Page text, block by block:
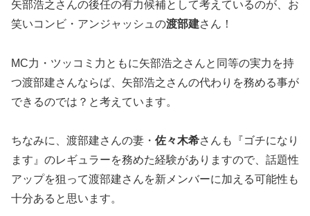
矢部浩之さんの後任の有力候補として考えているのが、お
笑いコンビ・アンジャッシュの渡部建さん！
MC力・ツッコミ力ともに矢部浩之さんと同等の実力を持
つ渡部建さんならば、矢部浩之さんの代わりを務める事が
できるのでは？と考えています。
ちなみに、渡部建さんの妻・ 佐々木希さんも『ゴチになり
ます』のレギュラーを務めた経験がありますので、話題性
アップを狙って渡部建さんを新メンバーに加える可能性も
十分あると思います。